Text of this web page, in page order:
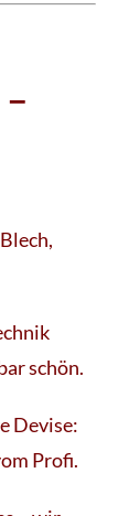
schön.
Devise:
Profi.